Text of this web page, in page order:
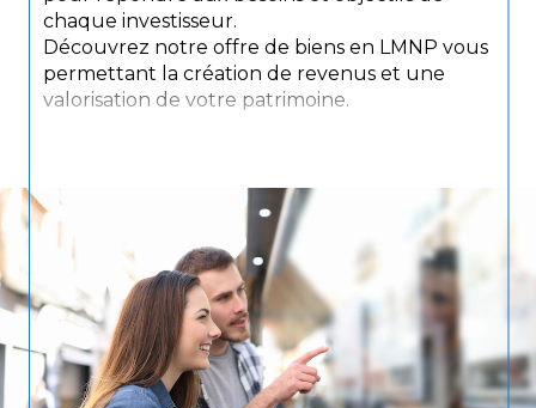
chaque investisseur.
Découvrez notre offre de biens en LMNP vous
permettant la création de revenus et une
valorisation de votre patrimoine.